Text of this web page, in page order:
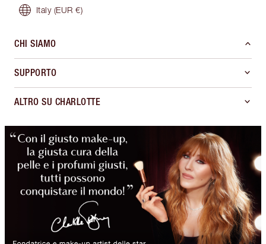
Italy (EUR €)
CHI SIAMO
SUPPORTO
ALTRO SU CHARLOTTE